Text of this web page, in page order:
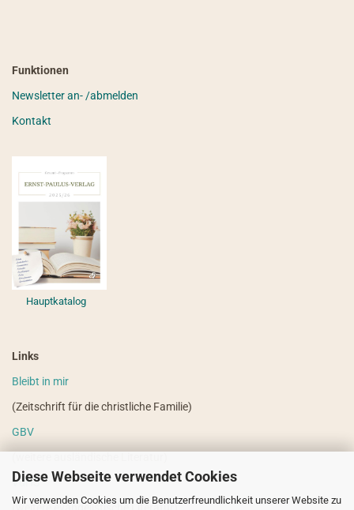
Diese Webseite verwendet Cookies
Wir verwenden Cookies um die Benutzerfreundlichkeit unserer Website zu
Funktionen
Newsletter an- /abmelden
Kontakt
Hauptkatalog
Links
Bleibt in mir
(Zeitschrift für die christliche Familie)
GBV
VdHS